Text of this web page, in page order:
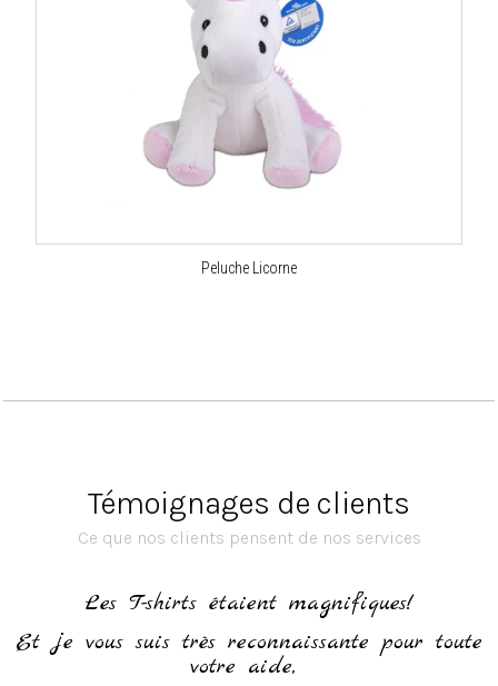
Peluche Licorne
Témoignages de clients
Ce que nos clients pensent de nos services
Les T-shirts étaient magnifiques!
suis très reconnaissante pour toute
votre aide,